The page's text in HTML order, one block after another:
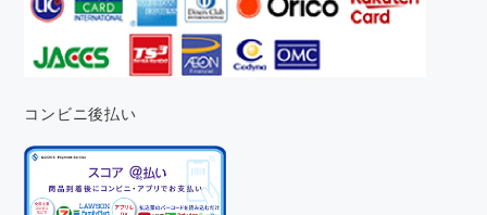
コンビニ後払い